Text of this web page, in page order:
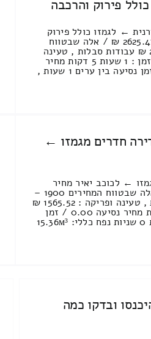
פירוק והרכבה
← לגמזו כולל פירוק
והרכבה מחיר מחירון: 2625.47 ₪ / אלה שבטווח
המחירים 3300 – 2500 ₪ עבודות סבלות , טעינה
ופריקה : 1431.46 ₪ / זמן : 1 שעות 5 דקות מחיר
נסיעה 639.04 שקל / זמן נסיעה בין ערים 1 שעות ,
חדרים מגמזו ←
← לכוכב יאיר מחיר
מחירון: 1568.97 ₪ / אלה שבטווח המחירים 1900 –
1400 ₪ עבודות סבלות , טעינה ופריקה : 1565.52 ₪
/ זמן : 1 שעות 44 דקות מחיר נסיעה 0.00 / זמן
נסיעה בין ערים 0 דקות 0 שניות נפח כללי: 15.36м³
ובדקו כמה